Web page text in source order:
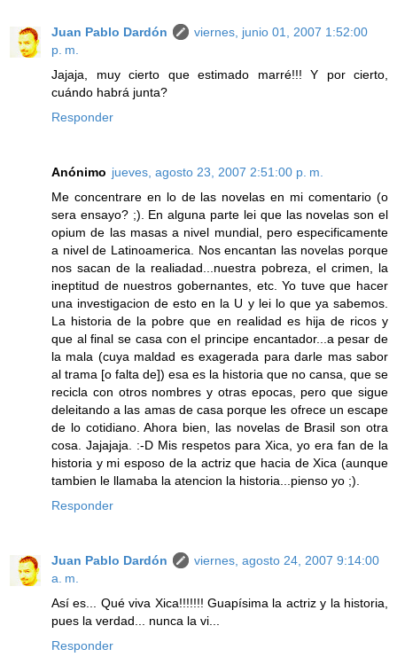
Juan Pablo Dardón
viernes, junio 01, 2007 1:52:00
p. m.
Jajaja, muy cierto que estimado marré!!! Y por cierto,
cuándo habrá junta?
Responder
Anónimo jueves, agosto 23, 2007 2:51:00 p. m.
Me concentrare en lo de las novelas en mi comentario (o
sera ensayo? ;). En alguna parte lei que las novelas son el
opium de las masas a nivel mundial, pero especificamente
a nivel de Latinoamerica. Nos encantan las novelas porque
nos sacan de la realiadad...nuestra pobreza, el crimen, la
ineptitud de nuestros gobernantes, etc. Yo tuve que hacer
una investigacion de esto en la U y lei lo que ya sabemos.
La historia de la pobre que en realidad es hija de ricos y
que al final se casa con el principe encantador...a pesar de
la mala (cuya maldad es exagerada para darle mas sabor
al trama [o falta de]) esa es la historia que no cansa, que se
recicla con otros nombres y otras epocas, pero que sigue
deleitando a las amas de casa porque les ofrece un escape
de lo cotidiano. Ahora bien, las novelas de Brasil son otra
cosa. Jajajaja. :-D Mis respetos para Xica, yo era fan de la
historia y mi esposo de la actriz que hacia de Xica (aunque
tambien le llamaba la atencion la historia...pienso yo ;).
Responder
Juan Pablo Dardón
viernes, agosto 24, 2007 9:14:00
a. m.
Así es... Qué viva Xica!!!!!!! Guapísima la actriz y la historia,
pues la verdad... nunca la vi...
Responder